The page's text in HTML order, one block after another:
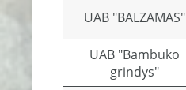
UAB "BALZAMAS"
UAB "Bambuko
grindys"